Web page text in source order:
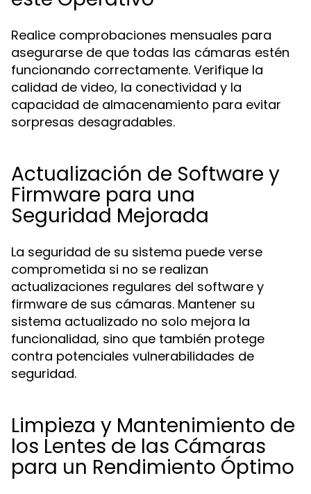
Realice comprobaciones mensuales para
asegurarse de que todas las cámaras estén
funcionando correctamente. Verifique la
calidad de video, la conectividad y la
capacidad de almacenamiento para evitar
sorpresas desagradables.
Actualización de Software y
Firmware para una
Seguridad Mejorada
La seguridad de su sistema puede verse
comprometida si no se realizan
actualizaciones regulares del software y
firmware de sus cámaras. Mantener su
sistema actualizado no solo mejora la
funcionalidad, sino que también protege
contra potenciales vulnerabilidades de
seguridad.
Limpieza y Mantenimiento de
los Lentes de las Cámaras
para un Rendimiento Óptimo